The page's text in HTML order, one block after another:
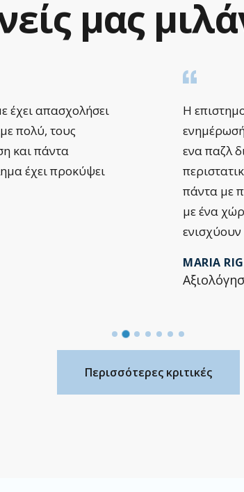
μας
έχει απασχολήσει
πολύ, τους
και πάντα
έχει προκύψει
Η
ενα παζλ
πάντα με
με ένα
MARIA
Περισσότερες κριτικές